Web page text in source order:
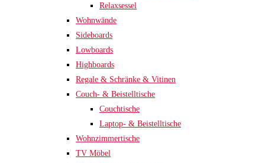
Relaxsessel
Wohnwände
Sideboards
Lowboards
Highboards
Regale & Schränke & Vitinen
Couch- & Beistelltische
Couchtische
Laptop- & Beistelltische
Wohnzimmertische
TV Möbel